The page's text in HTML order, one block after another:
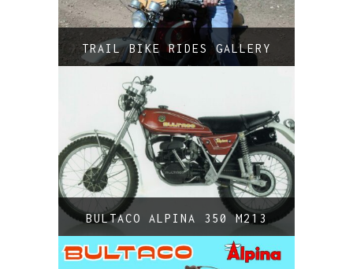
TRAIL BIKE RIDES GALLERY
BULTACO ALPINA 350 M213